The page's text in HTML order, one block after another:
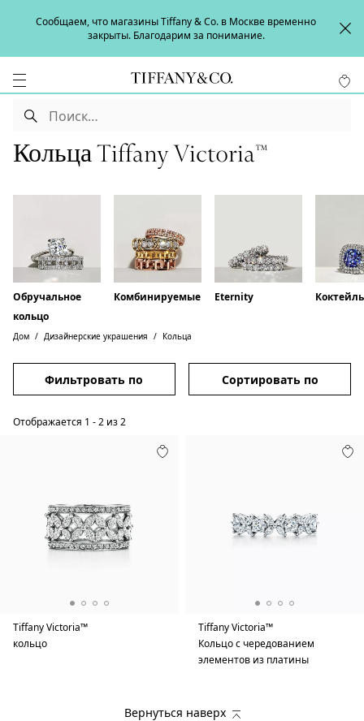
Сообщаем, что магазины Tiffany & Co. в Москве временно
закрыты. Благодарим за понимание.
Кольца Tiffany Victoria™
Обручальное
кольцо
Комбинируемые Eternity
Дом Дизайнерские украшения Кольца
Фильтровать по Сортировать по
Отображается 1 -2 из2
Tiffany Victoria™
кольцо
Tiffany Victoria™
Кольцо с чередованием
элементов из платины
Вернуться наверх